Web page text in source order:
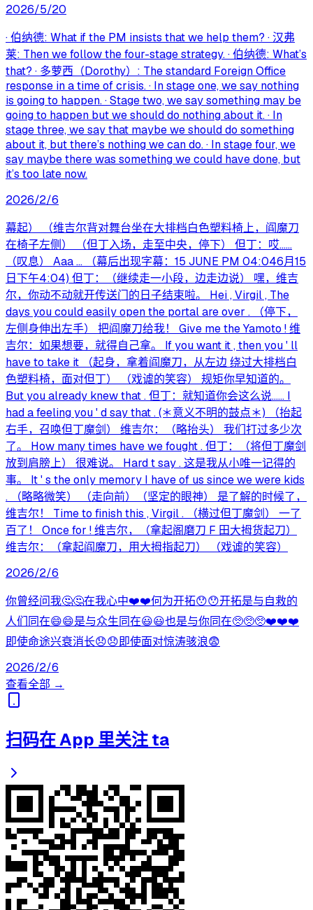
2026/5/20
· 伯纳德: What if the PM insists that we help them? · 汉弗
莱: Then we follow the four-stage strategy. · 伯纳德: What’s
that? · 多萝西（Dorothy）: The standard Foreign Office
response in a time of crisis. · In stage one, we say nothing
is going to happen. · Stage two, we say something may be
going to happen but we should do nothing about it. · In
stage three, we say that maybe we should do something
about it, but there’s nothing we can do. · In stage four, we
say maybe there was something we could have done, but
it’s too late now.
2026/2/6
幕起） （维吉尔背对舞台坐在大排档白色塑料椅上，阎魔刀
在椅子左侧） （但丁入场，走至中央，停下） 但丁：哎……
（叹息） Aaa ... （幕后出现字幕：15 JUNE PM 04:046月15
日下午4:04) 但丁：（继续走一小段，边走边说） 嘿，维吉
尔，你动不动就开传送门的日子结束啦。 Hei , Virgil , The
days you could easily open the portal are over . （停下，
左侧身伸出左手） 把阎魔刀给我！ Give me the Yamoto ! 维
吉尔：如果想要，就得自己拿。 If you want it , then you ' ll
have to take it （起身，拿着阎魔刀，从左边 绕过大排档白
色塑料椅，面对但丁） （戏谑的笑容） 规矩你早知道的。
But you already knew that . 但丁：就知道你会这么说…… I
had a feeling you ' d say that . (＊意义不明的鼓点＊) （抬起
右手，召唤但丁魔剑） 维吉尔：（略抬头） 我们打过多少次
了。 How many times have we fought . 但丁：（将但丁魔剑
放到肩膀上） 很难说。 Hard t say . 这是我从小唯一记得的
事。 It ' s the only memory I have of us since we were kids
. （略略微笑） （走向前）（坚定的眼神） 是了解的时候了，
维吉尔！ Time to finish this , Virgil . （横过但丁魔剑） 一了
百了！ Once for ! 维吉尔，（拿起阁磨刀 F 田大拇货起刀）
维吉尔：（拿起阎魔刀，用大拇指起刀） （戏谑的笑容）
2026/2/6
你曾经问我🤔🤔在我心中❤️❤️何为开拓😯😯开拓是与自救的
人们同在😄😄是与众生同在😃😃也是与你同在🥺🥺🥺❤️❤️❤️
即使命途兴衰消长😞😞即使面对惊涛骇浪😨
2026/2/6
查看全部 →
扫码在 App 里关注 ta